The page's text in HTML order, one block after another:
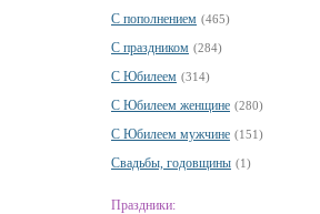
С пополнением (465)
С праздником (284)
С Юбилеем (314)
С Юбилеем женщине (280)
С Юбилеем мужчине (151)
Свадьбы, годовщины (1)
Праздники: